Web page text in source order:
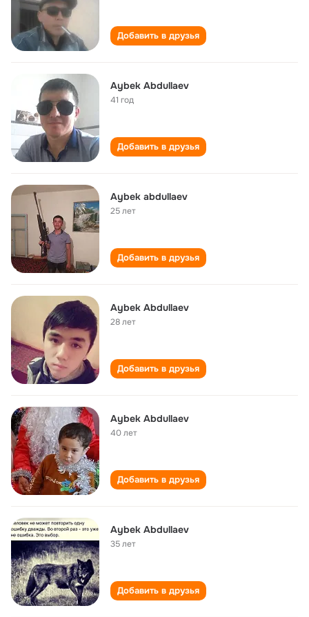
Добавить в друзья
Aybek Abdullaev
41 год
Добавить в друзья
Aybek abdullaev
25 лет
Добавить в друзья
Aybek Abdullaev
28 лет
Добавить в друзья
Aybek Abdullaev
40 лет
Добавить в друзья
Aybek Abdullaev
35 лет
Добавить в друзья